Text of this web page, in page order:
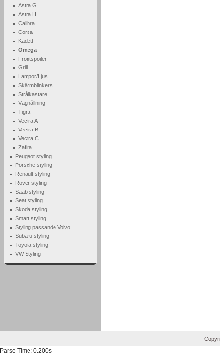
Astra G
Astra H
Calibra
Corsa
Kadett
Omega
Frontspoiler
Grill
Lampor/Ljus
Skärmblinkers
Strålkastare
Väghållning
Tigra
Vectra A
Vectra B
Vectra C
Zafira
Peugeot styling
Porsche styling
Renault styling
Rover styling
Saab styling
Seat styling
Skoda styling
Smart styling
Styling passande Volvo
Subaru styling
Toyota styling
VW Styling
Parse Time: 0.200s